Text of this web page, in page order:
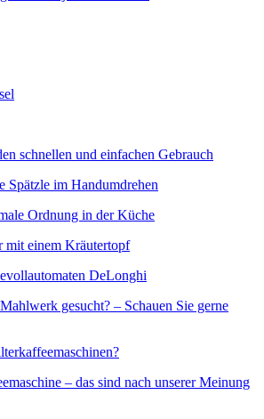
schnellen und einfachen Gebrauch
Spätzle im Handumdrehen
Ordnung in der Küche
mit einem Kräutertopf
DeLonghi
gesucht? – Schauen Sie gerne
– das sind nach unserer Meinung